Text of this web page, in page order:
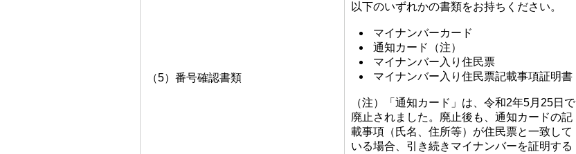
（5）番号確認書類
以下のいずれかの書類をお持ちください。
マイナンバーカード
通知カード（注）
マイナンバー入り住民票
マイナンバー入り住民票記載事項証明書
（注）「通知カード」は、令和2年5月25日で
廃止されました。廃止後も、通知カードの記
載事項（氏名、住所等）が住民票と一致して
いる場合、引き続きマイナンバーを証明する